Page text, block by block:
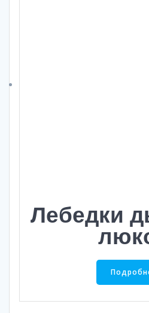
Лебедки